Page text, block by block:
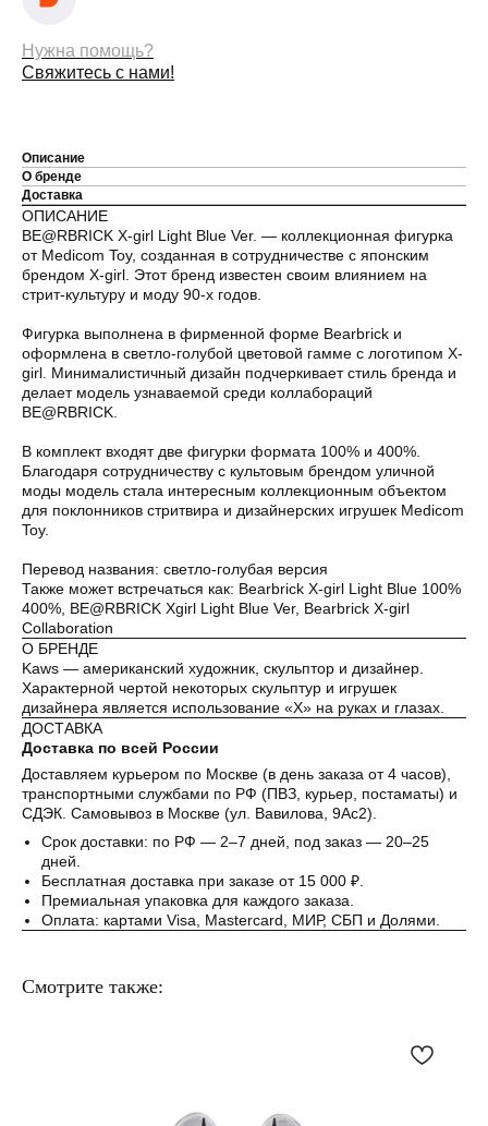
Нужна помощь?
Свяжитесь с нами!
Описание
О бренде
Доставка
ОПИСАНИЕ
BE@RBRICK X-girl Light Blue Ver. — коллекционная фигурка
от Medicom Toy, созданная в сотрудничестве с японским
брендом X-girl. Этот бренд известен своим влиянием на
стрит-культуру и моду 90-х годов.
Фигурка выполнена в фирменной форме Bearbrick и
оформлена в светло-голубой цветовой гамме с логотипом X-
girl. Минималистичный дизайн подчеркивает стиль бренда и
делает модель узнаваемой среди коллабораций
BE@RBRICK.
В комплект входят две фигурки формата 100% и 400%.
Благодаря сотрудничеству с культовым брендом уличной
моды модель стала интересным коллекционным объектом
для поклонников стритвира и дизайнерских игрушек Medicom
Toy.
Перевод названия: светло-голубая версия
Также может встречаться как: Bearbrick X-girl Light Blue 100%
400%, BE@RBRICK Xgirl Light Blue Ver, Bearbrick X-girl
Collaboration
О БРЕНДЕ
Kaws — американский художник, скульптор и дизайнер.
Характерной чертой некоторых скульптур и игрушек
дизайнера является использование «X» на руках и глазах.
ДОСТАВКА
Доставка по всей России
Доставляем курьером по Москве (в день заказа от 4 часов),
транспортными службами по РФ (ПВЗ, курьер, постаматы) и
СДЭК. Самовывоз в Москве (ул. Вавилова, 9Ас2).
Срок доставки: по РФ — 2–7 дней, под заказ — 20–25
дней.
Бесплатная доставка при заказе от 15 000 ₽.
Премиальная упаковка для каждого заказа.
Оплата: картами Visa, Mastercard, МИР, СБП и Долями.
Смотрите также:
Оплата частями
Оплатите сегодня 25% стоимости покупки
картой любого банка, остальное — тремя
платежами раз в две недели.
Оплата
25%
Через
2 недели
25%
Через
4 недели
25%
Через
25%
Без комиссий и переплат
Как обычная оплата картой
Понятно